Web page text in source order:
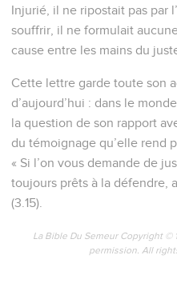
Injurié, il ne ripostait pas par
souffrir, il ne formulait
cause entre les mains du
Cette lettre garde toute son
d’aujourd’hui : dans le
la question de son rapport
du témoignage qu’elle rend
« Si l’on vous demande de
toujours prêts à la défendre,
(3.15).
La Bible Du Semeur Copyright ©
permission. All